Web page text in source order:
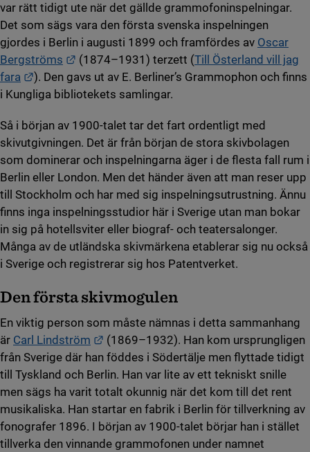
var rätt tidigt ute när det gällde grammofoninspelningar.
Det som sägs vara den första svenska inspelningen
gjordes i Berlin i augusti 1899 och framfördes av Oscar
Bergströms
Länk till annan webbplats.
(1874–1931) terzett (Till Österland vill jag
fara
Länk till annan webbplats.
). Den gavs ut av E. Berliner’s Grammophon och finns
i Kungliga bibliotekets samlingar.
Så i början av 1900-talet tar det fart ordentligt med
skivutgivningen. Det är från början de stora skivbolagen
som dominerar och inspelningarna äger i de flesta fall rum i
Berlin eller London. Men det händer även att man reser upp
till Stockholm och har med sig inspelningsutrustning. Ännu
finns inga inspelningsstudior här i Sverige utan man bokar
in sig på hotellsviter eller biograf- och teatersalonger.
Många av de utländska skivmärkena etablerar sig nu också
i Sverige och registrerar sig hos Patentverket.
Den första skivmogulen
En viktig person som måste nämnas i detta sammanhang
är Carl Lindström Länk till annan webbplats.
(1869–1932). Han kom ursprungligen
från Sverige där han föddes i Södertälje men flyttade tidigt
till Tyskland och Berlin. Han var lite av ett tekniskt snille
men sägs ha varit totalt okunnig när det kom till det rent
musikaliska. Han startar en fabrik i Berlin för tillverkning av
fonografer 1896. I början av 1900-talet börjar han i stället
tillverka den vinnande grammofonen under namnet